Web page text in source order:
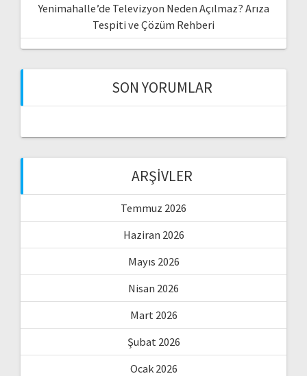
Yenimahalle’de Televizyon Neden Açılmaz? Arıza
Tespiti ve Çözüm Rehberi
SON YORUMLAR
ARŞIVLER
Temmuz 2026
Haziran 2026
Mayıs 2026
Nisan 2026
Mart 2026
Şubat 2026
Ocak 2026